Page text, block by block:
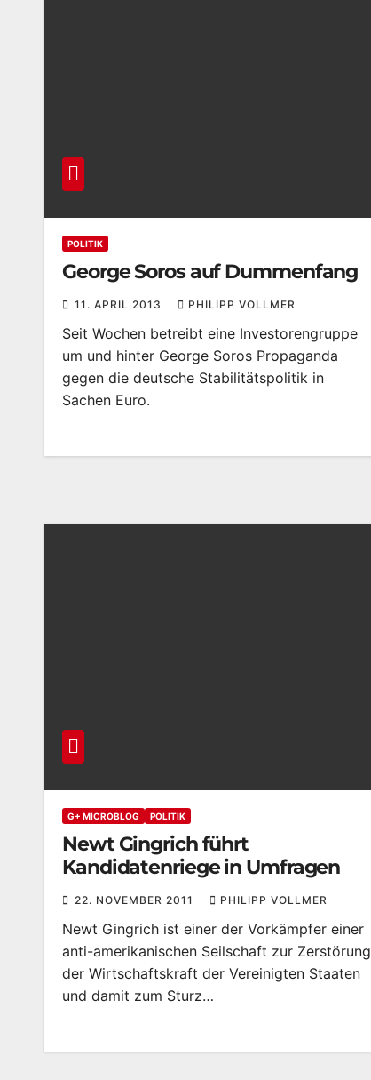
POLITIK
George Soros auf Dummenfang
11. APRIL 2013 PHILIPP VOLLMER
Seit Wochen betreibt eine Investorengruppe
um und hinter George Soros Propaganda
gegen die deutsche Stabilitätspolitik in
Sachen Euro.
G+ MICROBLOG POLITIK
Newt Gingrich führt
Kandidatenriege in Umfragen
22. NOVEMBER 2011 PHILIPP VOLLMER
Newt Gingrich ist einer der Vorkämpfer einer
anti-amerikanischen Seilschaft zur Zerstörung
der Wirtschaftskraft der Vereinigten Staaten
und damit zum Sturz…